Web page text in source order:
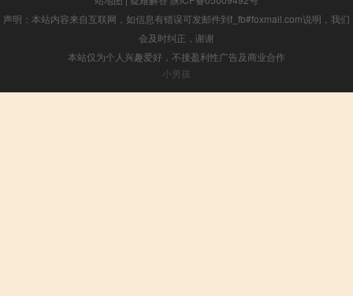
声明：本站内容来自互联网，如信息有错误可发邮件到f_fb#foxmail.com说明，我们
会及时纠正，谢谢
本站仅为个人兴趣爱好，不接盈利性广告及商业合作
小男孩